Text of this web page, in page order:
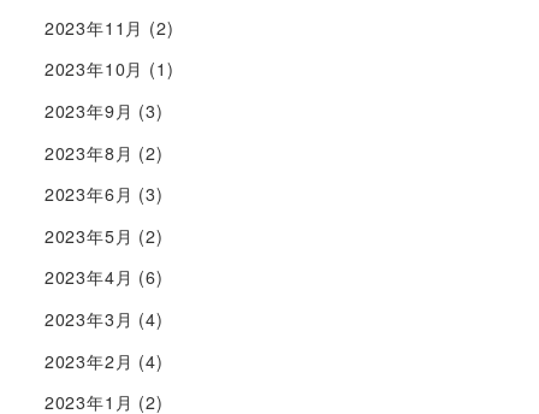
2023年11月 (2)
2023年10月 (1)
2023年9月 (3)
2023年8月 (2)
2023年6月 (3)
2023年5月 (2)
2023年4月 (6)
2023年3月 (4)
2023年2月 (4)
2023年1月 (2)